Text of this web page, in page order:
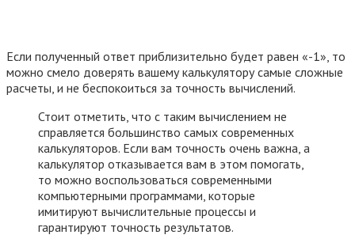
Если полученный ответ приблизительно будет равен «-1», то
можно смело доверять вашему калькулятору самые сложные
расчеты, и не беспокоиться за точность вычислений.
Стоит отметить, что с таким вычислением не
справляется большинство самых современных
калькуляторов. Если вам точность очень важна, а
калькулятор отказывается вам в этом помогать,
то можно воспользоваться современными
компьютерными программами, которые
имитируют вычислительные процессы и
гарантируют точность результатов.